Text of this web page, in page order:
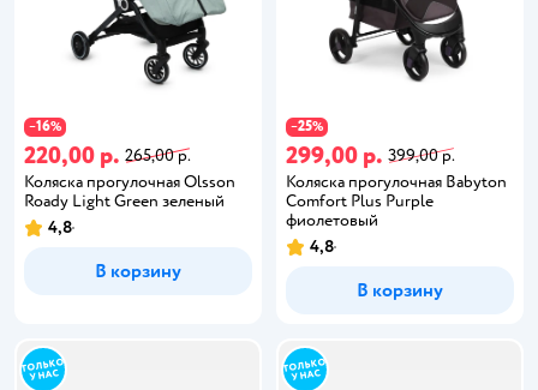
−16%
220,00 р. 265,00 р.
Коляска прогулочная Olsson
Roady Light Green зеленый
4,8
В корзину
−25%
299,00 р. 399,00 р.
Коляска прогулочная Babyton
Comfort Plus Purple
фиолетовый
4,8
В корзину